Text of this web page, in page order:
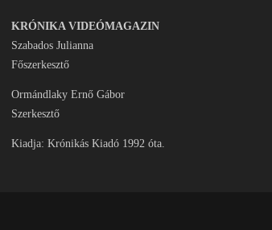
KRÓNIKA VIDEÓMAGAZIN
Szabados Julianna
Főszerkesztő
Ormándlaky Ernő Gábor
Szerkesztő
Kiadja: Krónikás Kiadó 1992 óta.